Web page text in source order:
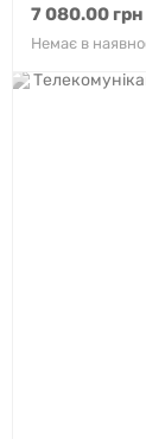
7 080.00 грн
Немає в